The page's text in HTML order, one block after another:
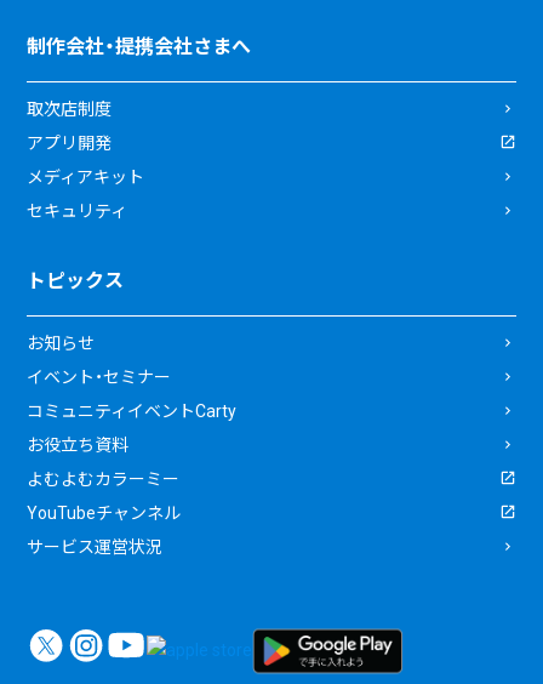
制作会社・提携会社さまへ
取次店制度
アプリ開発
メディアキット
セキュリティ
トピックス
お知らせ
イベント・セミナー
コミュニティイベントCarty
お役立ち資料
よむよむカラーミー
YouTubeチャンネル
サービス運営状況